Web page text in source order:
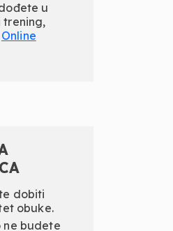
u
trening,
Online
dobiti
obuke.
ne budete